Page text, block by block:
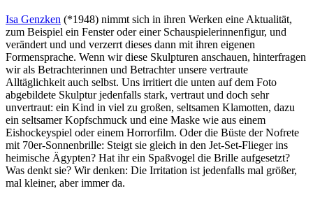
Isa Genzken (*1948) nimmt sich in ihren Werken eine Aktualität,
zum Beispiel ein Fenster oder einer Schauspielerinnenfigur, und
verändert und und verzerrt dieses dann mit ihren eigenen
Formensprache. Wenn wir diese Skulpturen anschauen, hinterfragen
wir als Betrachterinnen und Betrachter unsere vertraute
Alltäglichkeit auch selbst. Uns irritiert die unten auf dem Foto
abgebildete Skulptur jedenfalls stark, vertraut und doch sehr
unvertraut: ein Kind in viel zu großen, seltsamen Klamotten, dazu
ein seltsamer Kopfschmuck und eine Maske wie aus einem
Eishockeyspiel oder einem Horrorfilm. Oder die Büste der Nofrete
mit 70er-Sonnenbrille: Steigt sie gleich in den Jet-Set-Flieger ins
heimische Ägypten? Hat ihr ein Spaßvogel die Brille aufgesetzt?
Was denkt sie? Wir denken: Die Irritation ist jedenfalls mal größer,
mal kleiner, aber immer da.